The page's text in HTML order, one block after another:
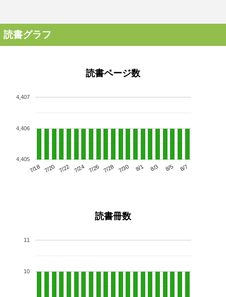
読書グラフ
読書ページ数
7/18 7/20 7/22 7/24 7/26 7/28 7/30 8/1 8/3 8/5 8/7
4,405
4,406
4,407
読書冊数
10
11